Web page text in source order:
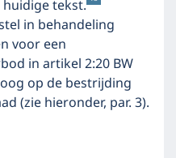
huidige tekst.
in behandeling
voor een
in artikel 2:20 BW
op de bestrijding
(zie hieronder, par. 3).